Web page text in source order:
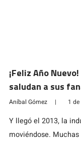
¡Feliz Año
saludan a sus
Aníbal Gómez | 1
Y llegó el 2013, la
moviéndose.